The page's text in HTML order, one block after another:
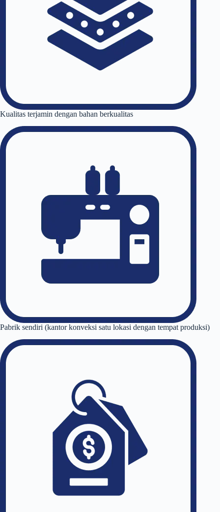
Kualitas terjamin dengan bahan berkualitas
Pabrik sendiri (kantor konveksi satu lokasi dengan tempat produksi)